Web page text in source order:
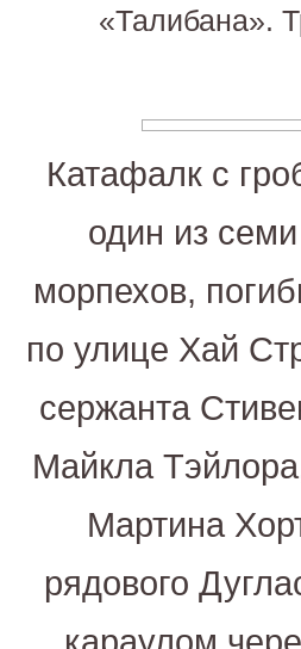
«Талибана».
Катафалк с
один из
морпехов,
по улице Хай
сержанта
Майкла
Мартина
рядового